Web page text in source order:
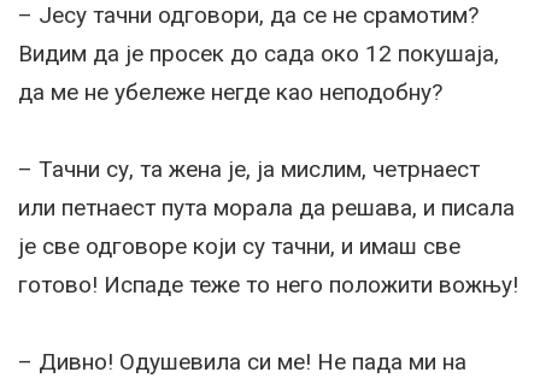
– Јесу тачни одговори, да се не срамотим?
Видим да је просек до сада око 12 покушаја,
да ме не убележе негде као неподобну?
– Тачни су, та жена је, ја мислим, четрнаест
или петнаест пута морала да решава, и писала
је све одговоре који су тачни, и имаш све
готово! Испаде теже то него положити вожњу!
– Дивно! Одушевила си ме! Не пада ми на